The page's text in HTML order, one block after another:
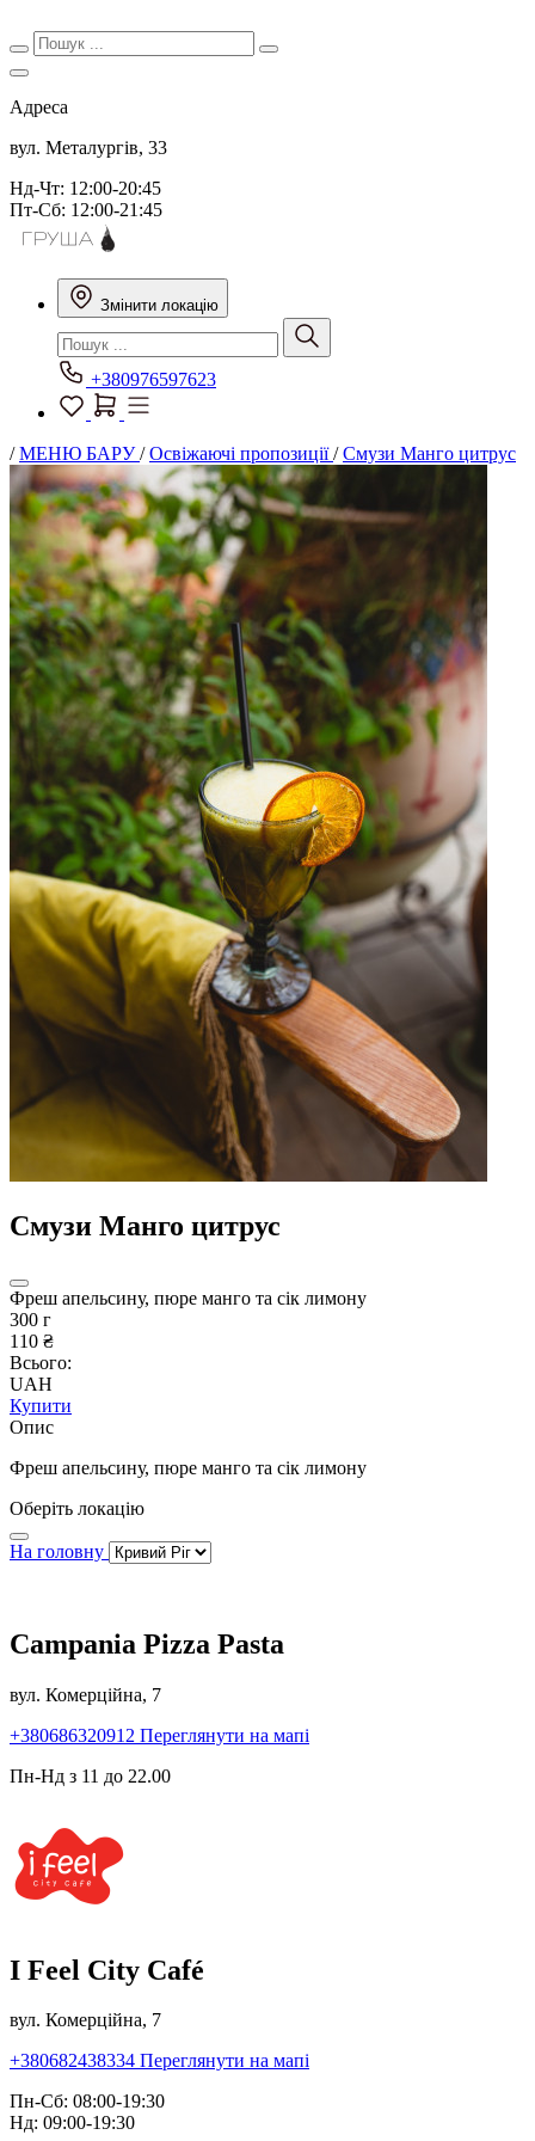
Адреса
вул. Металургів, 33
Нд-Чт: 12:00-20:45
Пт-Сб: 12:00-21:45
Змінити локацію
+380976597623
/МЕНЮ БАРУ/Освіжаючі пропозиції/Смузи Манго цитрус
Смузи Манго цитрус
Фреш апельсину, пюре манго та сік лимону
300 г
110 ₴
Всього:
UAH
Купити
Опис
Фреш апельсину, пюре манго та сік лимону
Оберіть локацію
На головну
Campania Pizza Pasta
вул. Комерційна, 7
+380686320912 Переглянути на мапі
Пн-Нд з 11 до 22.00
I Feel City Café
вул. Комерційна, 7
+380682438334 Переглянути на мапі
Пн-Сб: 08:00-19:30
Нд: 09:00-19:30